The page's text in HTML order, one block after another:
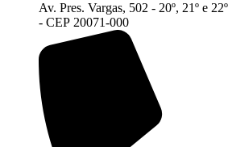
Av. Pres. Vargas, 502 - 20º, 21º e
- CEP 20071-000